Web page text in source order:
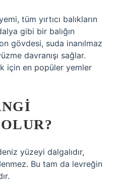
tüm yırtıcı balıkların
gibi bir balığın
gövdesi, suda inanılmaz
davranışı sağlar.
için en popüler yemler
yüzeyi dalgalıdır,
Bu tam da levreğin